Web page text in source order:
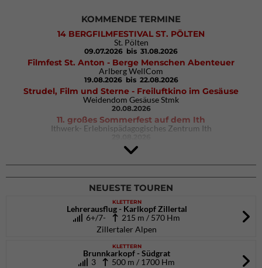
KOMMENDE TERMINE
14 BERGFILMFESTIVAL ST. PÖLTEN
St. Pölten
09.07.2026 bis 31.08.2026
Filmfest St. Anton - Berge Menschen Abenteuer
Arlberg WellCom
19.08.2026 bis 22.08.2026
Strudel, Film und Sterne - Freiluftkino im Gesäuse
Weidendom Gesäuse Stmk
20.08.2026
11. großes Sommerfest auf dem Ith
Ithwerk- Erlebnispädagogisches Zentrum Ith
4Blocs KIDS 2026
DAV Kletter- & Boulderzentrum München Süd (Thalkirchen)
26.09.2026
NEUESTE TOUREN
KLETTERN
Lehrerausflug - Karlkopf Zillertal
6+/7-
215 m / 570 Hm
Zillertaler Alpen
KLETTERN
Brunnkarkopf - Südgrat
3
500 m / 1700 Hm